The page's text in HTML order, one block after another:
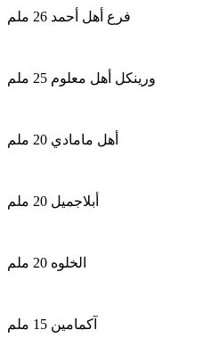
فرع أهل أحمد 26 ملم
ورينكل أهل معلوم 25 ملم
أهل مامادي 20 ملم
أبلاجميل 20 ملم
الخلوه 20 ملم
آكمامين 15 ملم